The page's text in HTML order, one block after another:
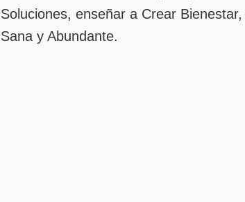
Soluciones, enseñar a Crear
Sana y Abundante.